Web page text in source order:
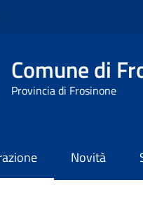
Comune di
Provincia di Frosinone
Novità